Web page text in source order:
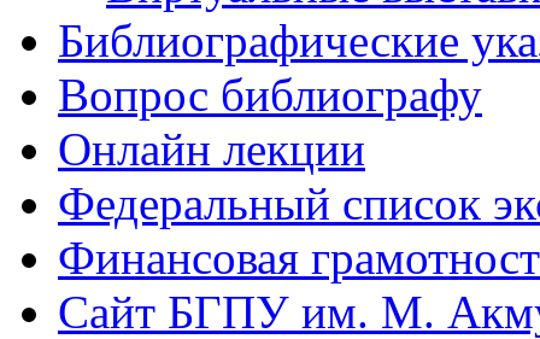
Библиографические
Вопрос библиографу
Онлайн лекции
Федеральный список
Финансовая
Сайт БГПУ им. М.